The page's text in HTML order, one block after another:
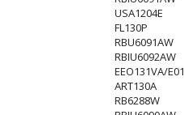
USA1204E
FL130P
RBU6091AW
RBIU6092AW
EEO131VA/E01
ART130A
RB6288W